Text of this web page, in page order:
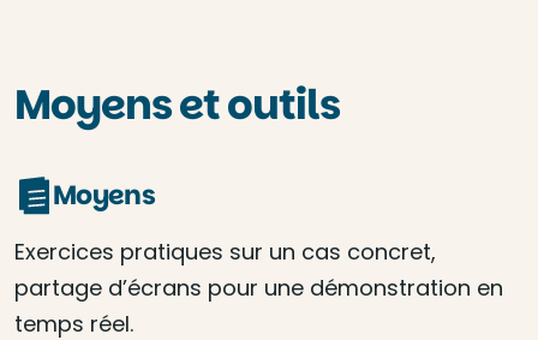
Moyens et outils
Moyens
Exercices pratiques sur un cas concret,
partage d’écrans pour une démonstration en
temps réel.